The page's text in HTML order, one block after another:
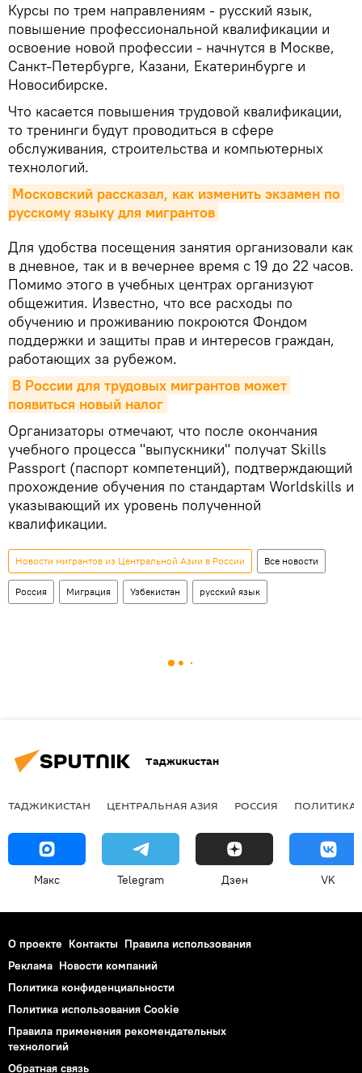
Курсы по трем направлениям - русский язык,
повышение профессиональной квалификации и
освоение новой профессии - начнутся в Москве,
Санкт-Петербурге, Казани, Екатеринбурге и
Новосибирске.
Что касается повышения трудовой квалификации,
то тренинги будут проводиться в сфере
обслуживания, строительства и компьютерных
технологий.
Московский рассказал, как изменить экзамен по
русскому языку для мигрантов
Для удобства посещения занятия организовали как
в дневное, так и в вечернее время с 19 до 22 часов.
Помимо этого в учебных центрах организуют
общежития. Известно, что все расходы по
обучению и проживанию покроются Фондом
поддержки и защиты прав и интересов граждан,
работающих за рубежом.
В России для трудовых мигрантов может
появиться новый налог
Организаторы отмечают, что после окончания
учебного процесса "выпускники" получат Skills
Passport (паспорт компетенций), подтверждающий
прохождение обучения по стандартам Worldskills и
указывающий их уровень полученной
квалификации.
Новости мигрантов из Центральной Азии в России Все новости
Россия Миграция Узбекистан русский язык
Таджикистан
ТАДЖИКИСТАН ЦЕНТРАЛЬНАЯ АЗИЯ РОССИЯ ПОЛИТИКА
Макс Telegram Дзен VK
О проекте Контакты Правила использования
Реклама Новости компаний
Политика конфиденциальности
Политика использования Cookie
Правила применения рекомендательных
технологий
Обратная связь